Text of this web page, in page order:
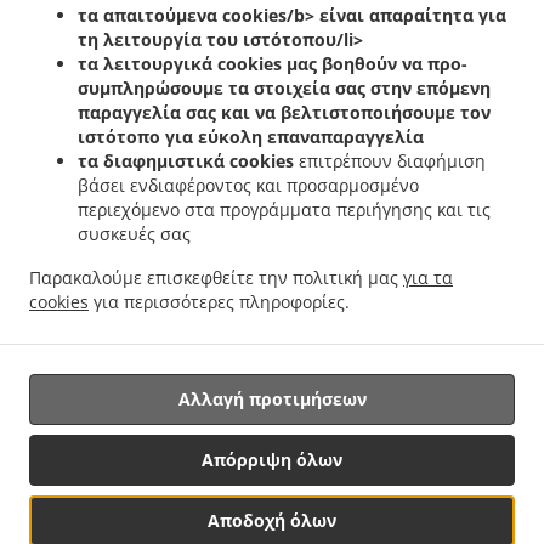
τα απαιτούμενα cookies/b> είναι απαραίτητα για
τη λειτουργία του ιστότοπου/li>
τα λειτουργικά cookies μας βοηθούν να προ-
συμπληρώσουμε τα στοιχεία σας στην επόμενη
παραγγελία σας και να βελτιστοποιήσουμε τον
ιστότοπο για εύκολη επαναπαραγγελία
τα διαφημιστικά cookies επιτρέπουν διαφήμιση
βάσει ενδιαφέροντος και προσαρμοσμένο
περιεχόμενο στα προγράμματα περιήγησης και τις
συσκευές σας
Παρακαλούμε επισκεφθείτε την πολιτική μας για τα
cookies για περισσότερες πληροφορίες.
Αποδοχή όλων
Απόρριψη όλων
Αλλαγή προτιμήσεων
Helfent
Ελληνικά Delivery φαγητού Bartreng . Ελληνικά Delivery φαγητού Leideleng
Ελληνικά Delivery φαγητού Leudelingen
. Ελληνικά Delivery φαγητού Fentange
Ελληνικά Delivery φαγητού Kockelscheuer
. Ελληνικά Delivery φαγητού Kopstal
Rollengergronn
. Ελληνικά Delivery φαγητού Kopstal Bridel .
Ελληνικά Delivery
φαγητού Kopstal . Ελληνικά Delivery φαγητού Koplescht Briddel . Ελληνικά Delivery
φαγητού Koplescht
. Ελληνικά Delivery φαγητού Bereldange . Ελληνικά Delivery
φαγητού Walfer
. Ελληνικά Delivery φαγητού Walferdange Bereldange
Delivery φαγητού Walferdange Beggen
Ελληνικά Delivery φαγητού Walferdange
Steinsel . Ελληνικά Delivery φαγητού L Bereldange . Ελληνικά Delivery φαγητού L
Ελληνικά Delivery φαγητού Nidderaanwen Neiduerf-Weimeschhaff
φαγητού Nidderaanwen . Κεµπάπ Delivery υπηρεσίες. Παράδοση φαγητού Takeaway
Υποστηριζόμενο από:
Letz2Go S.A.R.L.-s| info@letz2go.com | +34661617059